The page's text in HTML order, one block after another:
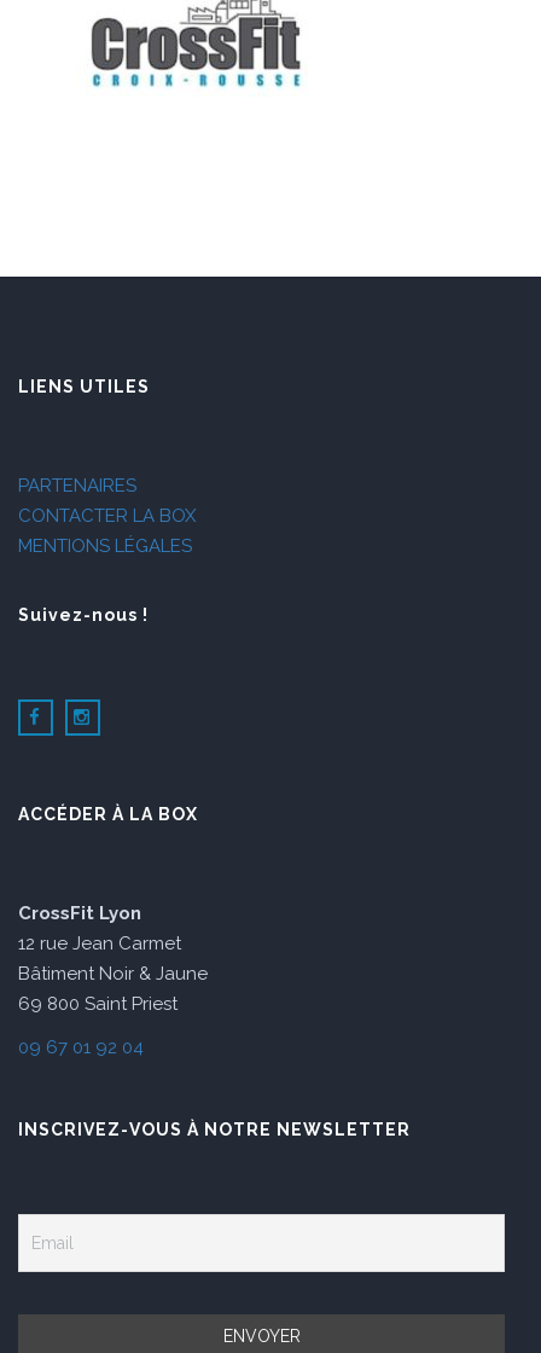
LIENS UTILES
PARTENAIRES
CONTACTER LA BOX
MENTIONS LÉGALES
Suivez-nous !
ACCÉDER À LA BOX
CrossFit Lyon
12 rue Jean Carmet
Bâtiment Noir & Jaune
69 800 Saint Priest
09 67 01 92 04
INSCRIVEZ-VOUS À NOTRE NEWSLETTER